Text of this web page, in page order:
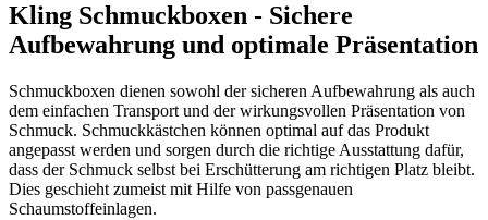
Kling Schmuckboxen - Sichere
Aufbewahrung und optimale Präsentation
Schmuckboxen dienen sowohl der sicheren Aufbewahrung als auch
dem einfachen Transport und der wirkungsvollen Präsentation von
Schmuck. Schmuckkästchen können optimal auf das Produkt
angepasst werden und sorgen durch die richtige Ausstattung dafür,
dass der Schmuck selbst bei Erschütterung am richtigen Platz bleibt.
Dies geschieht zumeist mit Hilfe von passgenauen
Schaumstoffeinlagen.